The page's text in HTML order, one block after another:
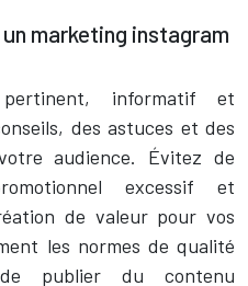
marketing instagram
informatif et
des astuces et des
audience. Évitez de
excessif et
de valeur pour vos
les normes de qualité
publier du contenu